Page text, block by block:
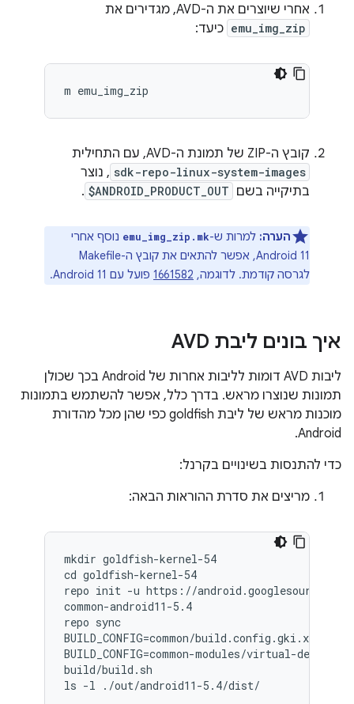
אחרי שיוצרים את ה-AVD, מגדירים את
emu_img_zip כיעד:
m emu_img_zip
קובץ ה-ZIP של תמונת ה-AVD, עם התחילית
sdk-repo-linux-system-images , נוצר
בתיקייה בשם $ANDROID_PRODUCT_OUT
.
הערה: למרות ש-emu_img_zip.mk נוסף אחרי
Android 11, אפשר להתאים את קובץ ה-Makefile
לגרסה קודמת. לדוגמה, 1661582 פועל עם Android 11.
איך בונים ליבת AVD
ליבות AVD דומות לליבות אחרות של Android בכך שכולן
תמונות שנוצרו מראש. בדרך כלל, אפשר להשתמש בתמונות
מוכנות מראש של ליבת goldfish כפי שהן מכל מהדורת
Android.
כדי להתנסות בשינויים בקרנל:
מריצים את סדרת ההוראות הבאה:
mkdir goldfish-kernel-54
cd goldfish-kernel-54
repo init -u https://
common-android11-5.4
repo sync
BUILD_CONFIG=common/
BUILD_CONFIG=common-modules/virtual-
build/build.sh
ls -l ./out/android11-5.4/dist/